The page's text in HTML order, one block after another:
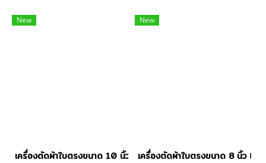
New
เครื่องตัดผ้าใบตรงขนาด 10 นิ้ว 850W JACK รุ่น T3 ' 10 / 850W
New
เครื่องตัดผ้าใบตรงขนาด 8 นิ้ว